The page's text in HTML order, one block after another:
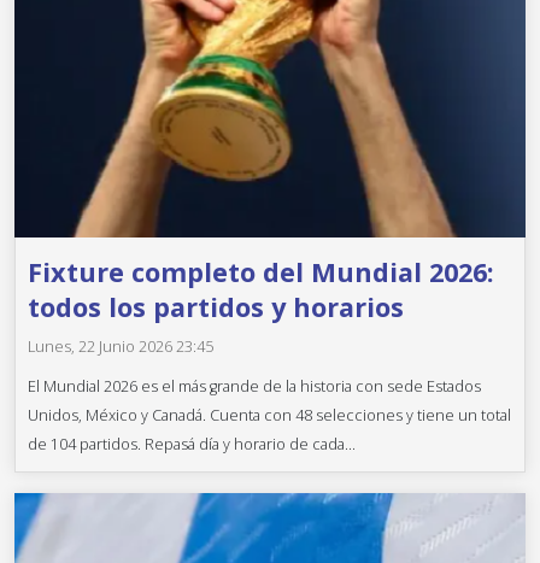
Fixture completo del Mundial 2026:
todos los partidos y horarios
Lunes, 22 Junio 2026 23:45
El Mundial 2026 es el más grande de la historia con sede Estados
Unidos, México y Canadá. Cuenta con 48 selecciones y tiene un total
de 104 partidos. Repasá día y horario de cada...